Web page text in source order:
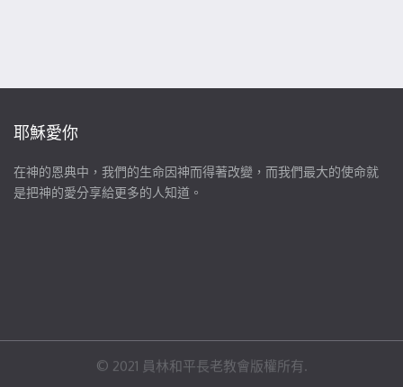
耶穌愛你
在神的恩典中，我們的生命因神而得著改變，而我們最大的使命就
是把神的愛分享給更多的人知道。
© 2021 員林和平長老教會版權所有.